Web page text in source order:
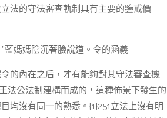
法的守法審查軌制具有主要的鑒戒價
藍媽媽陰沉著臉說道。令的涵義
的內在之后，才有能夠對其守法審查機
法公法制建構而成的，這種佈景下發生的
均沒有同一的熟悉。{1}251立法上沒有明